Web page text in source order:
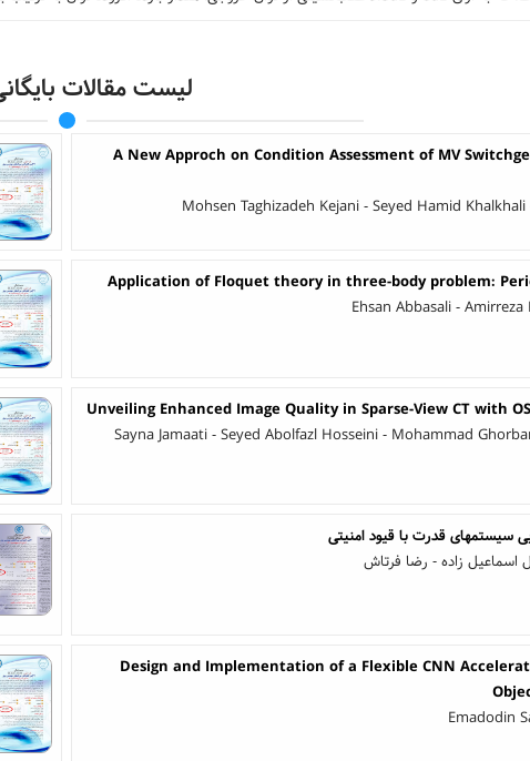
لیست مقالات
A New Approch on Condition Assessment of MV
Mohsen Taghizadeh Kejani - Seyed Hamid Khalkhali
Application of Floquet theory in three-body problem:
Ehsan Abbasali -
Unveiling Enhanced Image Quality in Sparse-View CT with
Sayna Jamaati - Seyed Abolfazl Hosseini - Mohammad
سیستمهای قدرت با قیود امنیتی
اسماعیل زاده - رضا فرتاش
Design and Implementation of a Flexible CNN
Emadodin